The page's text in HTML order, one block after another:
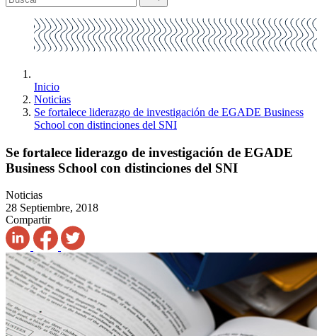
Inicio
Noticias
Se fortalece liderazgo de investigación de EGADE Business
School con distinciones del SNI
Se fortalece liderazgo de investigación de EGADE
Business School con distinciones del SNI
Noticias
28 Septiembre, 2018
Compartir